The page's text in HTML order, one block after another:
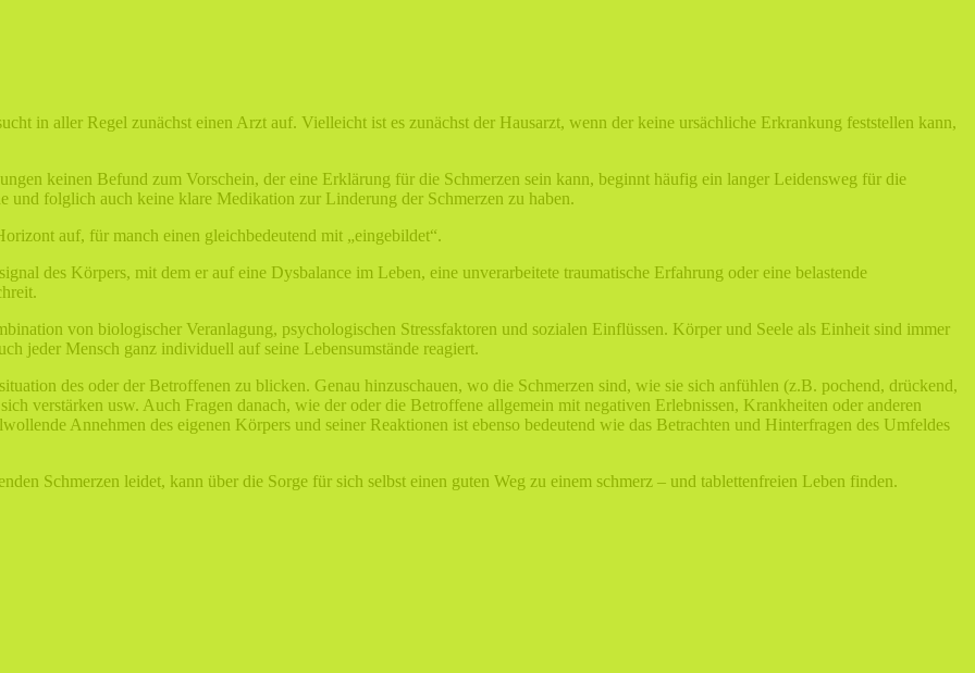
in aller Regel zunächst einen Arzt auf. Vielleicht ist es zunächst der Hausarzt, wenn der keine ursächliche Erkrankung feststellen kann,
keinen Befund zum Vorschein, der eine Erklärung für die Schmerzen sein kann, beginnt häufig ein langer Leidensweg für die
und folglich auch keine klare Medikation zur Linderung der Schmerzen zu haben.
auf, für manch einen gleichbedeutend mit „eingebildet“.
des Körpers, mit dem er auf eine Dysbalance im Leben, eine unverarbeitete traumatische Erfahrung oder eine belastende
von biologischer Veranlagung, psychologischen Stressfaktoren und sozialen Einflüssen. Körper und Seele als Einheit sind immer
jeder Mensch ganz individuell auf seine Lebensumstände reagiert.
des oder der Betroffenen zu blicken. Genau hinzuschauen, wo die Schmerzen sind, wie sie sich anfühlen (z.B. pochend, drückend,
verstärken usw. Auch Fragen danach, wie der oder die Betroffene allgemein mit negativen Erlebnissen, Krankheiten oder anderen
Annehmen des eigenen Körpers und seiner Reaktionen ist ebenso bedeutend wie das Betrachten und Hinterfragen des Umfeldes
Schmerzen leidet, kann über die Sorge für sich selbst einen guten Weg zu einem schmerz – und tablettenfreien Leben finden.